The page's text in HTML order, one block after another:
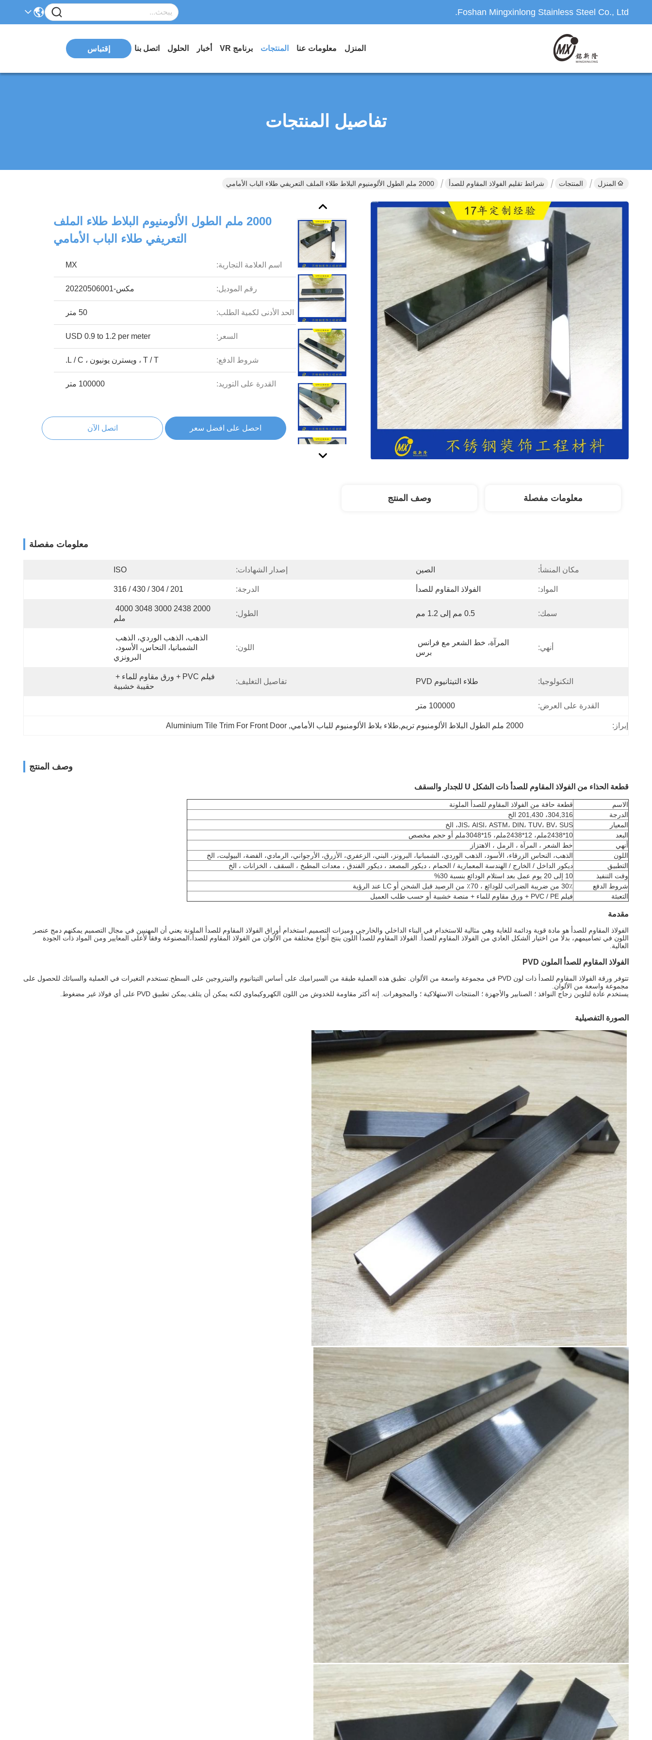
Foshan Mingxinlong Stainless Steel Co., Ltd.
المنزل معلومات عنا المنتجات برنامج VR أخبار الحلول اتصل بنا إقتباس
تفاصيل المنتجات
المنزل المنتجات شرائط تقليم الفولاذ المقاوم للصدأ 2000 ملم الطول الألومنيوم البلاط طلاء الملف التعريفي طلاء الباب الأمامي
2000 ملم الطول الألومنيوم البلاط طلاء الملف
التعريفي طلاء الباب الأمامي
اسم العلامة التجارية: MX
رقم الموديل: مكس-20220506001
الحد الأدنى لكمية الطلب: 50 متر
السعر: USD 0.9 to 1.2 per meter
شروط الدفع: T / T ، ويسترن يونيون ، L / C.
القدرة على التوريد: 100000 متر
احصل على افضل سعر اتصل الآن
معلومات مفصلة وصف المنتج
معلومات مفصلة
مكان المنشأ: الصين إصدار الشهادات: ISO
المواد: الفولاذ المقاوم للصدأ الدرجة: 201 / 304 / 430 / 316
سمك: 0.5 مم إلى 1.2 مم الطول:
ملم
أنهي:
برس
اللون:
البرونزي
التكنولوجيا: طلاء التيتانيوم PVD تفاصيل التغليف:
حقيبة خشبية
القدرة على العرض: 100000 متر
إبراز: 2000 ملم الطول البلاط الألومنيوم تريم,طلاء بلاط الألومنيوم للباب الأمامي ,
Aluminium Tile Trim For Front Door
وصف المنتج
قطعة الحذاء من الفولاذ المقاوم للصدأ ذات الشكل U للجدار والسقف
الاسم
قطعة حافة من الفولاذ المقاوم للصدأ الملونة
الدرجة
304,316، 201,430 الخ
المعيار
JIS، AISI، ASTM، DIN، TUV، BV، SUS، الخ
البعد
10*2438ملم، 12*2438ملم، 15*3048ملم أو حجم مخصص
أنهي
خط الشعر ، المرآة ، الرمل ، الاهتزاز
اللون
الذهب، النحاس الزرقاء، الأسود، الذهب الوردي، الشمبانيا، البرونز، البني، الزعفري، الأزرق، الأرجواني، الرمادي، الفضة، البيوليت، الخ
التطبيق
ديكور الداخل / الخارج / الهندسة المعمارية / الحمام ، ديكور المصعد ، ديكور الفندق ، معدات المطبخ ، السقف ، الخزانات ، الخ
وقت التنفيذ
10 إلى 20 يوم عمل بعد استلام الودائع بنسبة 30%
شروط الدفع
30٪ من ضريبة الضرائب للودائع ، 70٪ من الرصيد قبل الشحن أو LC عند الرؤية
التعبئة
فيلم PVC / PE + ورق مقاوم للماء + منصة خشبية أو حسب طلب العميل
مقدمة
الفولاذ المقاوم للصدأ هو مادة قوية ودائمة للغاية وهي مثالية للاستخدام في البناء الداخلي والخارجي وميزات التصميم.استخدام أوراق الفولاذ المقاوم للصدأ الملونة يعني أن المهنيين في مجال التصميم يمكنهم دمج عنصر
اللون في تصاميمهم، بدلا من اختيار الشكل العادي من الفولاذ المقاوم للصدأ. الفولاذ المقاوم للصدأ اللون ينتج أنواع مختلفة من الألوان من الفولاذ المقاوم للصدأ،المصنوعة وفقاً لأعلى المعايير ومن المواد ذات الجودة
العالية.
الفولاذ المقاوم للصدأ الملون PVD
تتوفر ورقة الفولاذ المقاوم للصدأ ذات لون PVD في مجموعة واسعة من الألوان. تطبق هذه العملية طبقة من السيراميك على أساس التيتانيوم والنيتروجين على السطح.تستخدم التغيرات في العملية والسبائك للحصول على
مجموعة واسعة من الألوان.
يستخدم عادة لتلوين زجاج النوافذ ؛ الصنابير والأجهزة ؛ المنتجات الاستهلاكية ؛ والمجوهرات. إنه أكثر مقاومة للخدوش من اللون الكهروكيماوي لكنه يمكن أن يتلف.يمكن تطبيق PVD على أي فولاذ غير مضغوط.
الصورة التفصيلية